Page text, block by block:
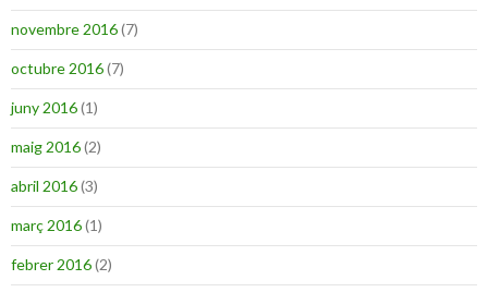
novembre 2016(7)
octubre 2016(7)
juny 2016(1)
maig 2016(2)
abril 2016(3)
març 2016(1)
febrer 2016(2)